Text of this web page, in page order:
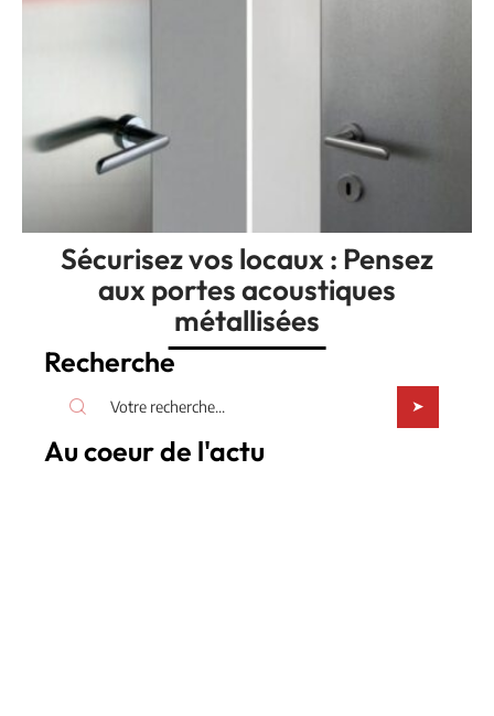
Sécurisez vos locaux : Pensez
aux portes acoustiques
métallisées
Recherche
Au coeur de l'actu